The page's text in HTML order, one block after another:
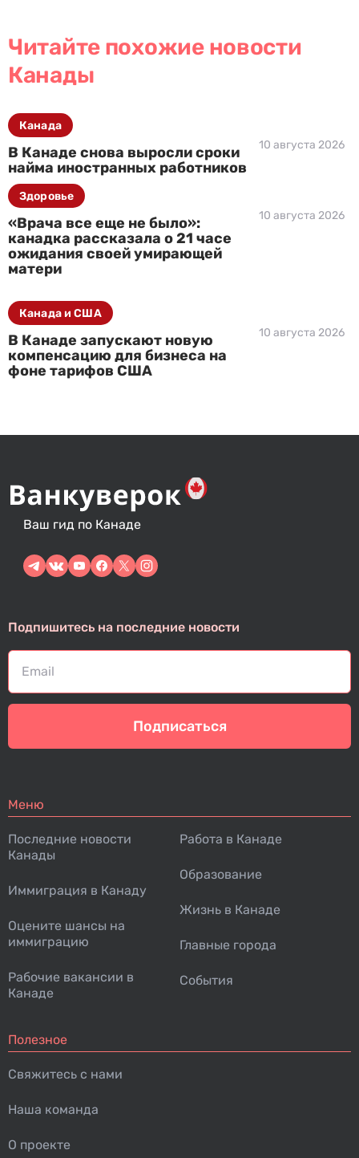
Читайте похожие новости
Канады
В Канаде снова выросли сроки
найма иностранных работников
10 августа 2026
Канада
«Врача все еще не было»:
канадка рассказала о 21 часе
ожидания своей умирающей
матери
10 августа 2026
Здоровье
В Канаде запускают новую
компенсацию для бизнеса на
фоне тарифов США
10 августа 2026
Канада и США
Ваш гид по Канаде
Подпишитесь на последние новости
Подписаться
Меню
Последние новости
Канады
Иммиграция в Канаду
Оцените шансы на
иммиграцию
Рабочие вакансии в
Канаде
Работа в Канаде
Образование
Жизнь в Канаде
Главные города
События
Полезное
Свяжитесь с нами
Наша команда
О проекте